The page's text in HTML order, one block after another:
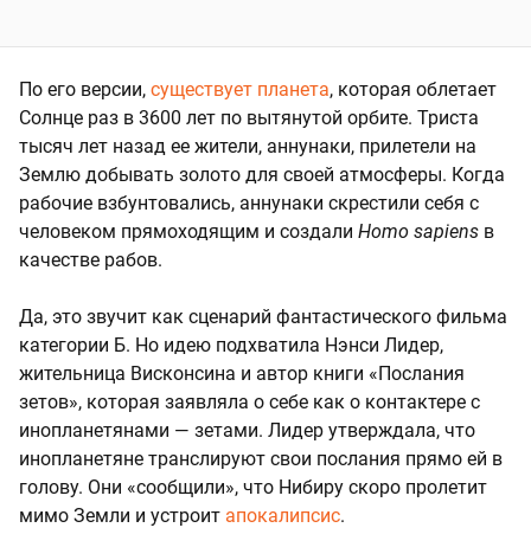
По его версии, существует планета, которая облетает
Солнце раз в 3600 лет по вытянутой орбите. Триста
тысяч лет назад ее жители, аннунаки, прилетели на
Землю добывать золото для своей атмосферы. Когда
рабочие взбунтовались, аннунаки скрестили себя с
человеком прямоходящим и создали Homo sapiens в
качестве рабов.
Да, это звучит как сценарий фантастического фильма
категории Б. Но идею подхватила Нэнси Лидер,
жительница Висконсина и автор книги «Послания
зетов», которая заявляла о себе как о контактере с
инопланетянами — зетами. Лидер утверждала, что
инопланетяне транслируют свои послания прямо ей в
голову. Они «сообщили», что Нибиру скоро пролетит
мимо Земли и устроит апокалипсис.